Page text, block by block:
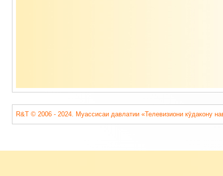
R&T © 2006 - 2024. Муассисаи давлатии «Телевизиони кӯдакону